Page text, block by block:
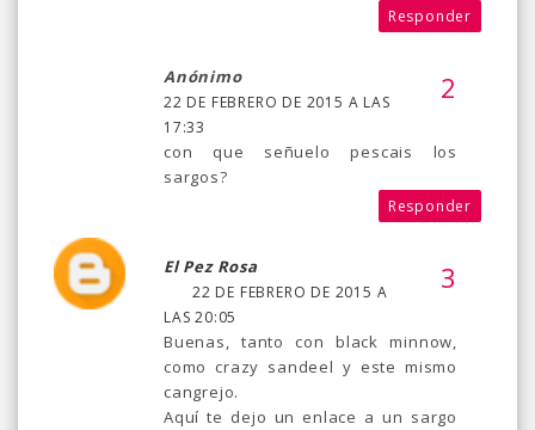
Responder
Anónimo
22 DE FEBRERO DE 2015 A LAS
17:33
con que señuelo pescais los
sargos?
Responder
El Pez Rosa
22 DE FEBRERO DE 2015 A
LAS 20:05
Buenas, tanto con black minnow,
como crazy sandeel y este mismo
cangrejo.
Aquí te dejo un enlace a un sargo